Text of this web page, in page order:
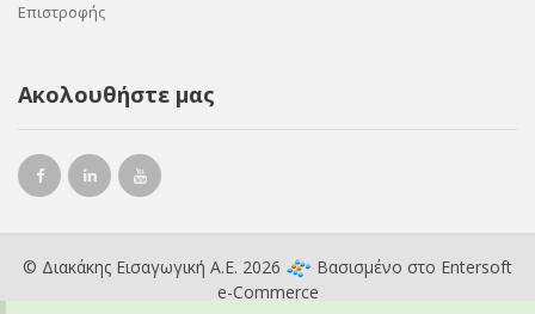
Επιστροφής
Ακολουθήστε μας
© Διακάκης Εισαγωγική Α.Ε. 2026 Βασισμένο στο Entersoft
e-Commerce